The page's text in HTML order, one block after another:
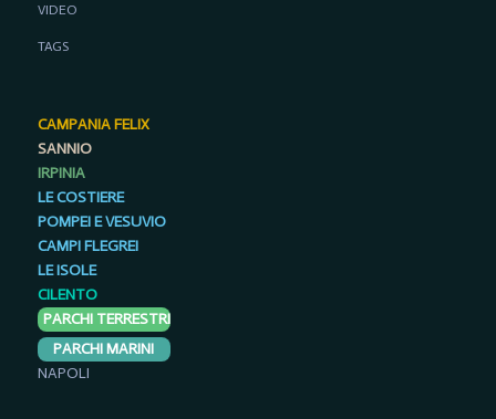
VIDEO
TAGS
CAMPANIA FELIX
SANNIO
IRPINIA
LE COSTIERE
POMPEI E VESUVIO
CAMPI FLEGREI
LE ISOLE
CILENTO
PARCHI TERRESTRI
PARCHI MARINI
NAPOLI